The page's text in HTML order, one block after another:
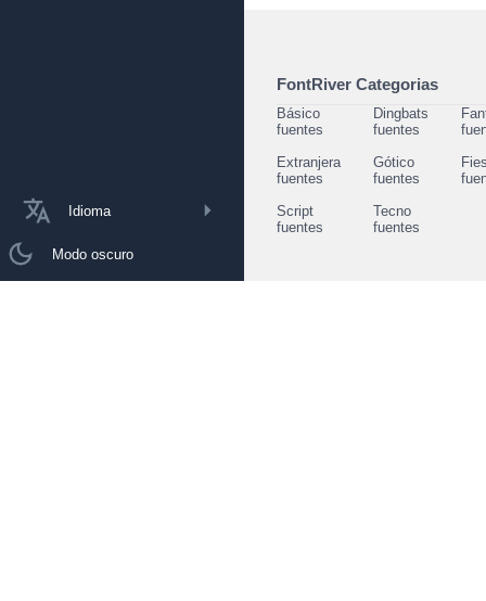
Idioma
Modo oscuro
FontRiver Categorias
Básico
fuentes
Dingbats
fuentes
Extranjera
fuentes
Gótico
fuentes
Script
fuentes
Tecno
fuentes